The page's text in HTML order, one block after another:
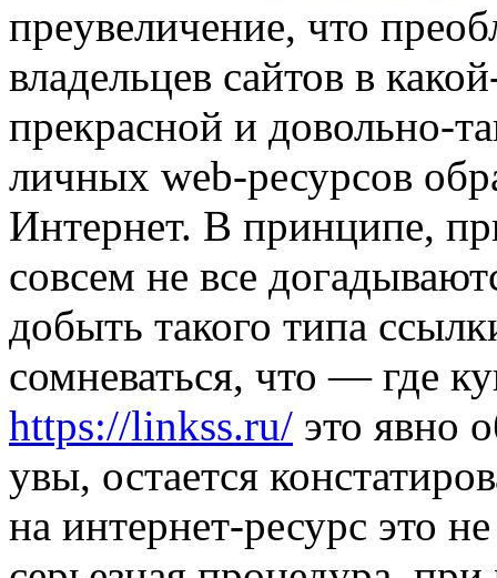
прeувeличeниe, что
владельцев сайтов в
прекрасной и довольно-
личных web-ресурсов
Интернет. В принципе,
совсем не все
добыть такого типа
сомневаться, что — где
https://linkss.ru/ это явно
увы, остается
на интернет-ресурс это